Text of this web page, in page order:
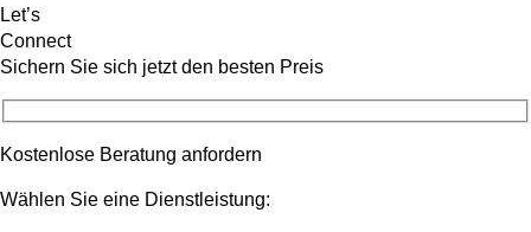
Let’s
Connect
Sichern Sie sich jetzt den besten Preis
Kostenlose Beratung anfordern
Wählen Sie eine Dienstleistung: